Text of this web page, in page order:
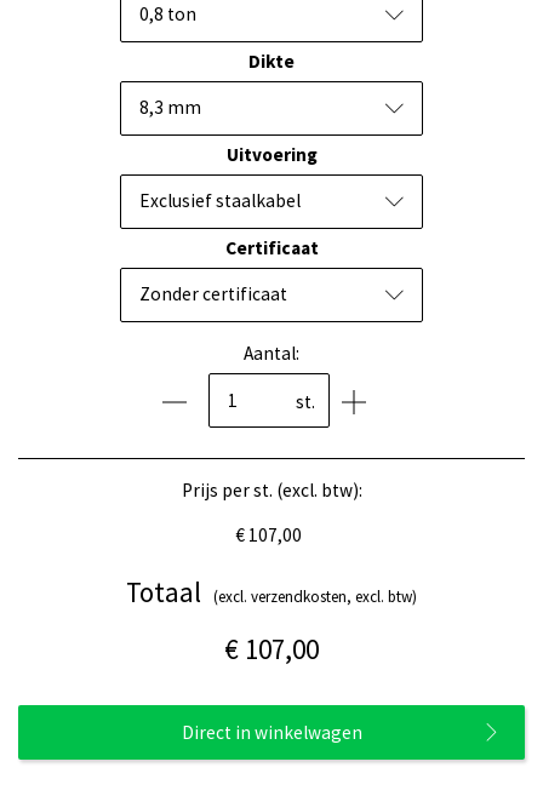
0,8 ton
Dikte
8,3 mm
Uitvoering
Exclusief staalkabel
Certificaat
Zonder certificaat
Aantal:
st.
Prijs per st. (excl. btw):
€ 107,00
Totaal (excl. verzendkosten, excl. btw)
€ 107,00
Direct in winkelwagen